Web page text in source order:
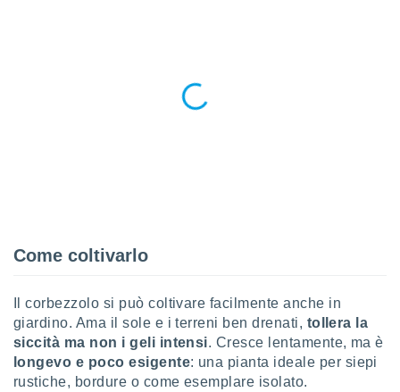
dei
o la
di
Come coltivarlo
Il corbezzolo si può coltivare facilmente anche in
giardino. Ama il sole e i terreni ben drenati, tollera la
siccità ma non i geli intensi. Cresce lentamente, ma è
longevo e poco esigente: una pianta ideale per siepi
rustiche, bordure o come esemplare isolato.